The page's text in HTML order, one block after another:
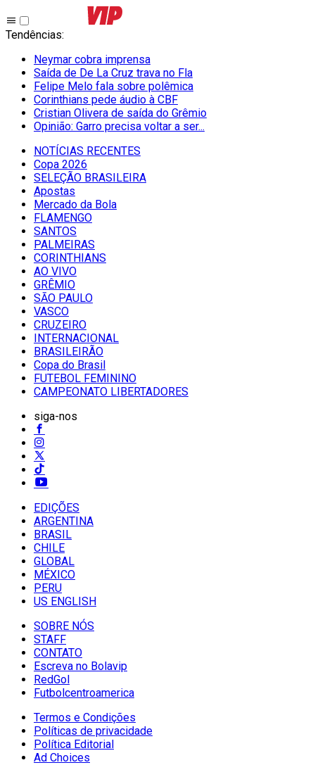
Tendências:
Neymar cobra imprensa
Saída de De La Cruz trava no Fla
Felipe Melo fala sobre polêmica
Corinthians pede áudio à CBF
Cristian Olivera de saída do Grêmio
Opinião: Garro precisa voltar a ser...
NOTÍCIAS RECENTES
Copa 2026
SELEÇÃO BRASILEIRA
Apostas
Mercado da Bola
FLAMENGO
SANTOS
PALMEIRAS
CORINTHIANS
AO VIVO
GRÊMIO
SĀO PAULO
VASCO
CRUZEIRO
INTERNACIONAL
BRASILEIRÃO
Copa do Brasil
FUTEBOL FEMININO
CAMPEONATO LIBERTADORES
siga-nos
EDIÇÕES
ARGENTINA
BRASIL
CHILE
GLOBAL
MÉXICO
PERU
US ENGLISH
SOBRE NÓS
STAFF
CONTATO
Escreva no Bolavip
RedGol
Futbolcentroamerica
Termos e Condições
Políticas de privacidade
Política Editorial
Ad Choices